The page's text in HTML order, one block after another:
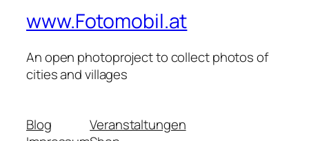
www.Fotomobil.at
An open photoproject to collect photos of
cities and villages
Blog
Veranstaltungen